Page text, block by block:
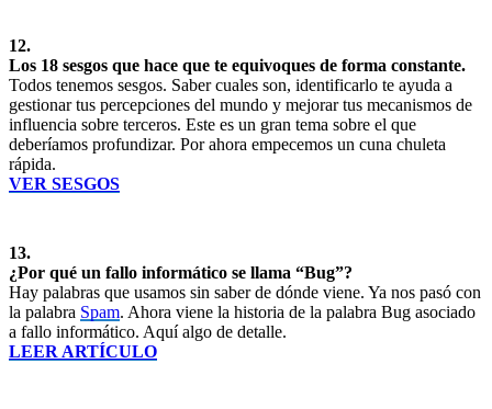
12.
Los 18 sesgos que hace que te equivoques de forma constante.
Todos tenemos sesgos. Saber cuales son, identificarlo te ayuda a
gestionar tus percepciones del mundo y mejorar tus mecanismos de
influencia sobre terceros. Este es un gran tema sobre el que
deberíamos profundizar. Por ahora empecemos un cuna chuleta
rápida.
VER SESGOS
13.
¿Por qué un fallo informático se llama “Bug”?
Hay palabras que usamos sin saber de dónde viene. Ya nos pasó con
la palabra Spam. Ahora viene la historia de la palabra Bug asociado
a fallo informático. Aquí algo de detalle.
LEER ARTÍCULO